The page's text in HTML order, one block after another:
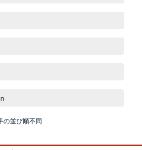
の並び順不同